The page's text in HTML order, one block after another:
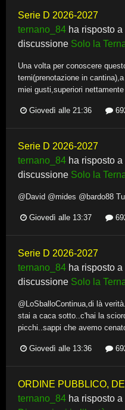
Serie D 2026-2027
ternano_84 ha risposto a
discussione Solo la
Una volta per conoscere
terni(prenotazione in
miei gusti,superiori
Giovedì alle 21:36
Serie D 2026-2027
ternano_84 ha risposto a
discussione Solo la
@David @mides @bardo88
Giovedì alle 13:37
Serie D 2026-2027
ternano_84 ha risposto a
discussione Solo la
@LoSballoContinua,di là
stai a caca sotto..c'hai la
picchi..sappi che avemo
Giovedì alle 13:36
ORDINE PUBBLICO,
ternano_84 ha risposto a